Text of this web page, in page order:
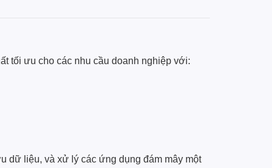
tối ưu cho các nhu cầu doanh nghiệp với:
dữ liệu, và xử lý các ứng dụng đám mây một